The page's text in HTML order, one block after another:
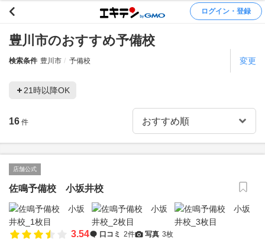
ログイン・登録
豊川市のおすすめ予備校
検索条件 豊川市 予備校 変更
21時以降OK
16 件
店舗公式
佐鳴予備校 小坂井校
3.54 口コミ 2件 写真 3枚